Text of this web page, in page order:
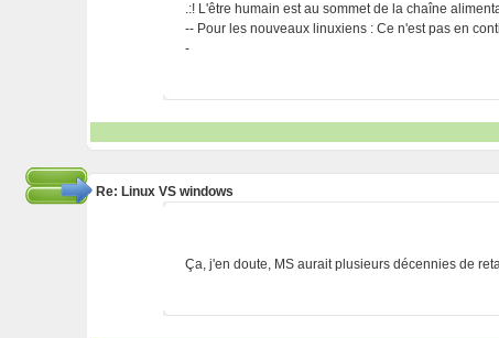
.:! L'être humain est au sommet de la chaîne
-- Pour les nouveaux linuxiens : Ce n'est pas en
-
Re: Linux VS windows
Ça, j'en doute, MS aurait plusieurs décennies de